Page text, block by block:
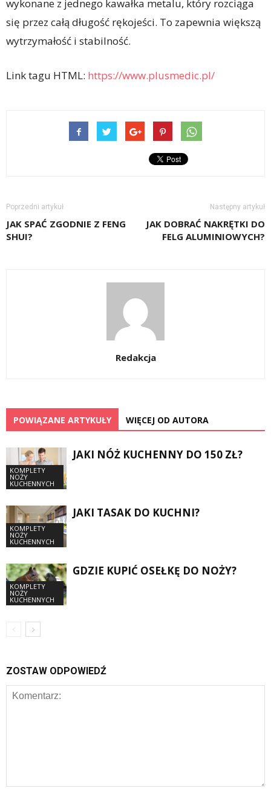
wykonane z jednego kawałka metalu, który rozciąga
się przez całą długość rękojeści. To zapewnia większą
wytrzymałość i stabilność.
Link tagu HTML: https://www.plusmedic.pl/
Poprzedni artykuł
JAK SPAĆ ZGODNIE Z FENG
SHUI?
Następny artykuł
JAK DOBRAĆ NAKRĘTKI DO
FELG ALUMINIOWYCH?
Redakcja
POWIĄZANE ARTYKUŁY WIĘCEJ OD AUTORA
KOMPLETY
NOŻY
KUCHENNYCH
JAKI NÓŻ KUCHENNY DO 150 ZŁ?
KOMPLETY
NOŻY
KUCHENNYCH
JAKI TASAK DO KUCHNI?
KOMPLETY
NOŻY
KUCHENNYCH
GDZIE KUPIĆ OSEŁKĘ DO NOŻY?
ZOSTAW ODPOWIEDŹ